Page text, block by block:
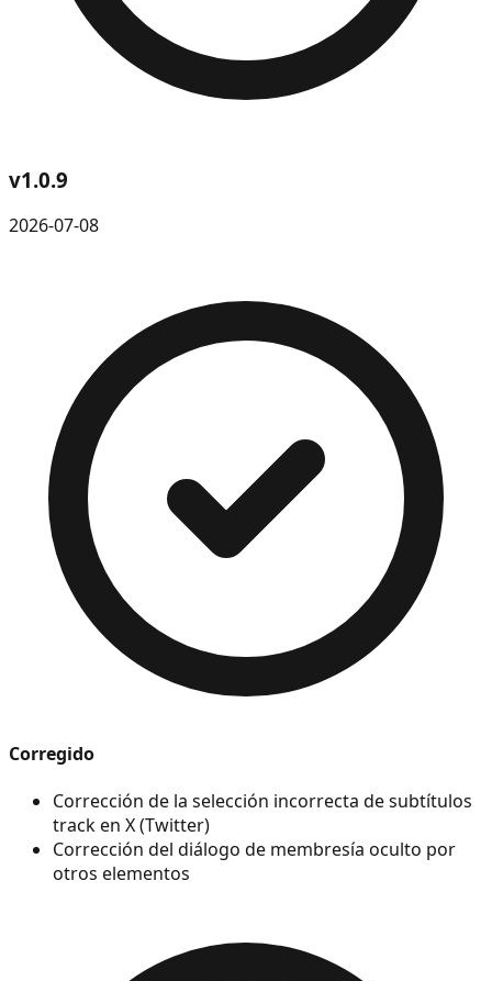
v1.0.9
2026-07-08
Corregido
Corrección de la selección incorrecta de subtítulos
track en X (Twitter)
Corrección del diálogo de membresía oculto por
otros elementos